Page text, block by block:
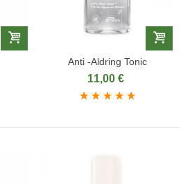
Anti -Aldring Tonic
11,00 €